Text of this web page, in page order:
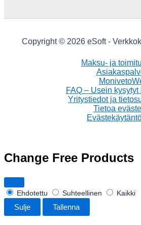
Copyright © 2026 eSoft -
Maksu- ja
FAQ – Usein kysytyt
Yritystiedot ja
Tietoa
Change Free Products
Ehdotettu Suhteellinen Kaikki
Sulje Tallenna